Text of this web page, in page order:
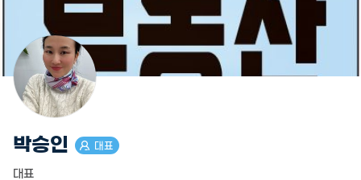
박승인 대표
대표